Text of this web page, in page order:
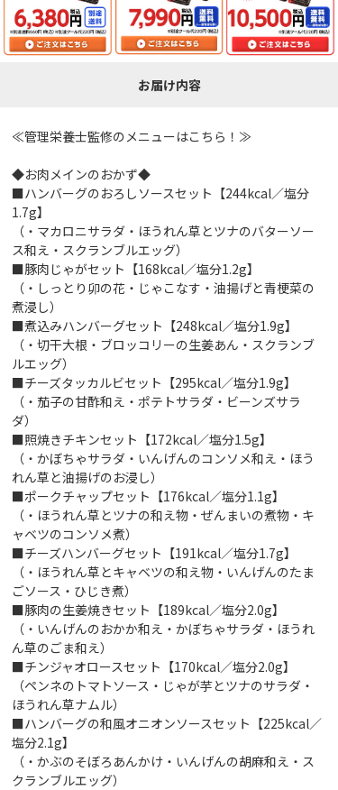
お届け内容
≪管理栄養士監修のメニューはこちら！≫
◆お肉メインのおかず◆
■ハンバーグのおろしソースセット【244kcal／塩分
1.7g】
（・マカロニサラダ・ほうれん草とツナのバターソー
ス和え・スクランブルエッグ）
■豚肉じゃがセット【168kcal／塩分1.2g】
（・しっとり卯の花・じゃこなす・油揚げと青梗菜の
煮浸し）
■煮込みハンバーグセット【248kcal／塩分1.9g】
（・切干大根・ブロッコリーの生姜あん・スクランブ
ルエッグ）
■チーズタッカルビセット【295kcal／塩分1.9g】
（・茄子の甘酢和え・ポテトサラダ・ビーンズサラ
ダ）
■照焼きチキンセット【172kcal／塩分1.5g】
（・かぼちゃサラダ・いんげんのコンソメ和え・ほう
れん草と油揚げのお浸し）
■ポークチャップセット【176kcal／塩分1.1g】
（・ほうれん草とツナの和え物・ぜんまいの煮物・キ
ャベツのコンソメ煮）
■チーズハンバーグセット【191kcal／塩分1.7g】
（・ほうれん草とキャベツの和え物・いんげんのたま
ごソース・ひじき煮）
■豚肉の生姜焼きセット【189kcal／塩分2.0g】
（・いんげんのおかか和え・かぼちゃサラダ・ほうれ
ん草のごま和え）
■チンジャオロースセット【170kcal／塩分2.0g】
（ペンネのトマトソース・じゃが芋とツナのサラダ・
ほうれん草ナムル）
■ハンバーグの和風オニオンソースセット【225kcal／
塩分2.1g】
（・かぶのそぼろあんかけ・いんげんの胡麻和え・ス
クランブルエッグ）